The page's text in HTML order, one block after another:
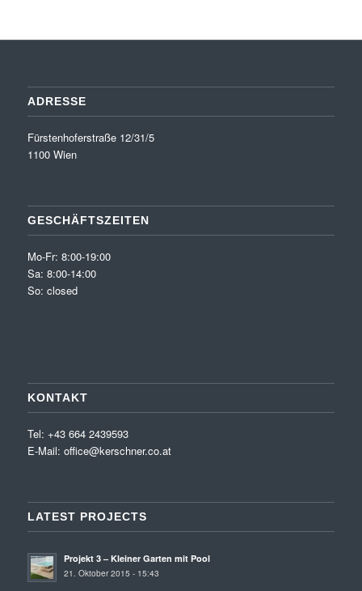
ADRESSE
Fürstenhoferstraße 12/31/5
1100 Wien
GESCHÄFTSZEITEN
Mo-Fr: 8:00-19:00
Sa: 8:00-14:00
So: closed
KONTAKT
Tel: +43 664 2439593
E-Mail: office@kerschner.co.at
LATEST PROJECTS
Projekt 3 – Kleiner Garten mit Pool
21. Oktober 2015 - 15:43